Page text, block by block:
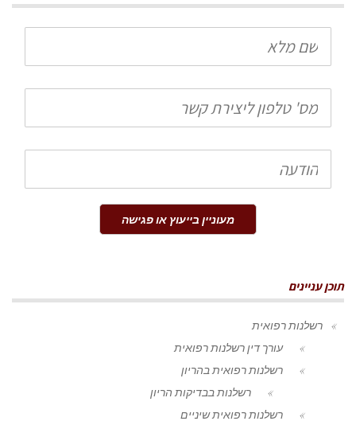
שם
מלא
טלפון
הודעה
מעוניין בייעוץ או פגישה
תוכן עניינים
רשלנות רפואית
עורך דין רשלנות רפואית
רשלנות רפואית בהריון
רשלנות בבדיקות הריון
רשלנות רפואית שיניים